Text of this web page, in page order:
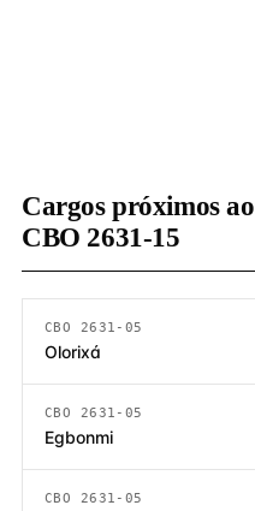
Cargos próximos ao
CBO 2631-15
CBO 2631-05
Olorixá
CBO 2631-05
Egbonmi
CBO 2631-05